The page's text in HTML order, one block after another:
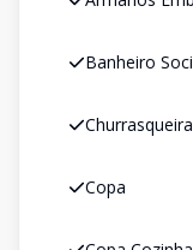
Banheiro
Churrasqueira
Copa